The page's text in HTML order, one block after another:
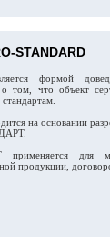
STANDARD
формой
о том, что объект
на основании
для
продукции,